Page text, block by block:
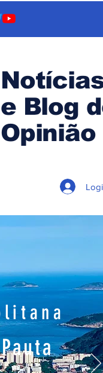
e Blog
Opinião